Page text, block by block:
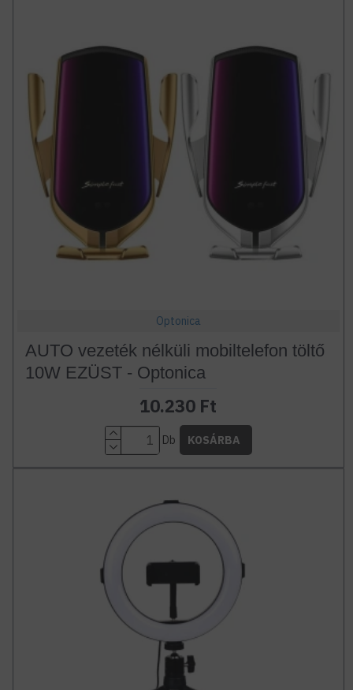
Optonica
AUTO vezeték nélküli mobiltelefon töltő
10W EZÜST - Optonica
10.230 Ft
Db KOSÁRBA